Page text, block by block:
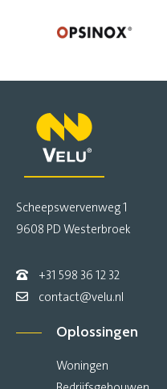
Scheepswervenweg 1
9608 PD Westerbroek
+31 598 36 12 32
contact@velu.nl
Oplossingen
Woningen